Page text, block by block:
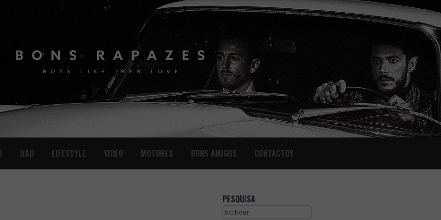
A&D LIFESTYLE VIDEO MOTORES BONS AMIGOS CONTACTOS
PESQUISA
Search